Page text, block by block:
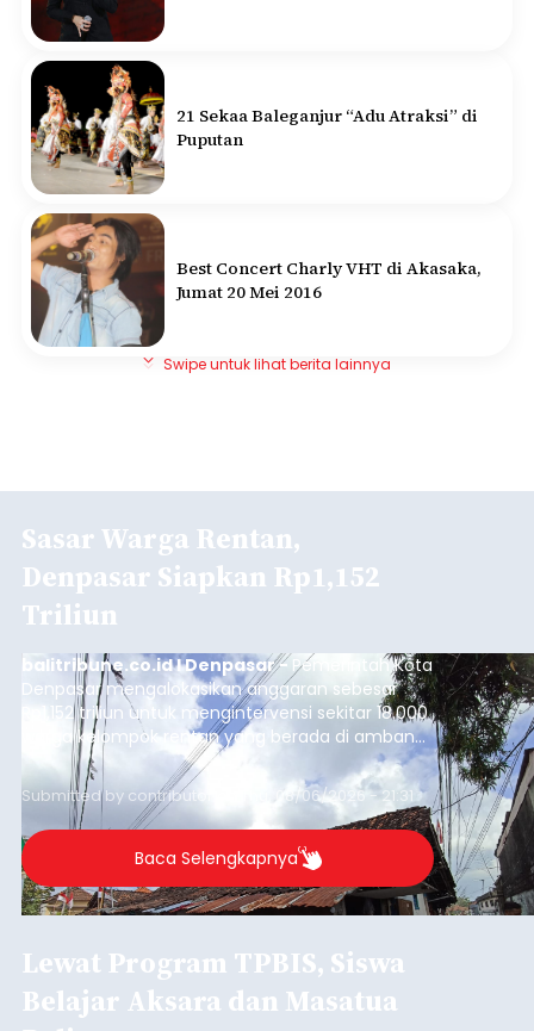
21 Sekaa Baleganjur “Adu Atraksi” di
Puputan
Best Concert Charly VHT di Akasaka,
Jumat 20 Mei 2016
Swipe untuk lihat berita lainnya
Sasar Warga Rentan,
Denpasar Siapkan Rp1,152
Triliun
balitribune.co.id I Denpasar - Pemerintah Kota
Denpasar mengalokasikan anggaran sebesar
Rp1,152 triliun untuk mengintervensi sekitar 18.000
warga kelompok rentan yang berada di ambang
garis kemiskinan. Langkah strategis ini diambil
guna menjaga masyarakat yang berada pada
kelompok desil 5 dan 6 tersebut agar tidak
merosot ke kategori miskin.
Submitted by contributor Thu, 08/06/2026 - 21:31
Baca Selengkapnya
Lewat Program TPBIS, Siswa
Belajar Aksara dan Masatua